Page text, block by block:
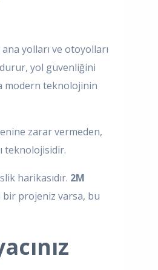
yolları ve otoyolları
yol güvenliğini
modern teknolojinin
zarar vermeden,
teknolojisidir.
harikasıdır. 2M
bir projeniz varsa, bu